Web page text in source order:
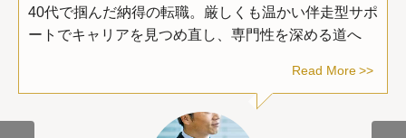
40代で掴んだ納得の転職。厳しくも温かい伴走型サポ
ートでキャリアを見つめ直し、専門性を深める道へ
Read More